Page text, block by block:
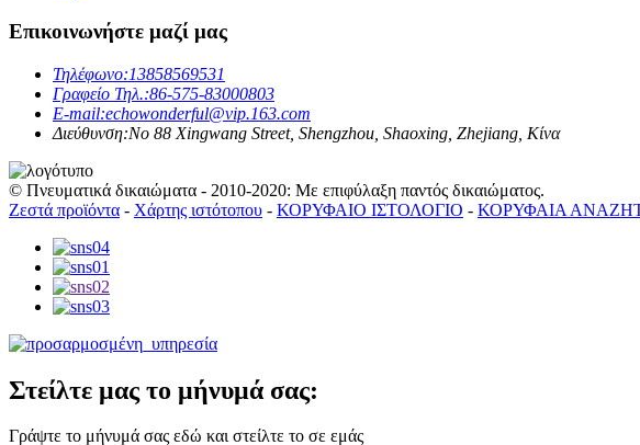
Επικοινωνήστε μαζί μας
Τηλέφωνο:13858569531
Γραφείο Τηλ.:86-575-83000803
E-mail:echowonderful@vip.163.com
Διεύθυνση:No 88 Xingwang Street, Shengzhou, Shaoxing, Zhejiang, Κίνα
© Πνευματικά δικαιώματα - 2010-2020: Με επιφύλαξη παντός δικαιώματος.
Ζεστά προϊόντα - Χάρτης ιστότοπου - ΚΟΡΥΦΑΙΟ ΙΣΤΟΛΟΓΙΟ - ΚΟΡΥΦΑΙΑ
Στείλτε μας το μήνυμά σας:
Γράψτε το μήνυμά σας εδώ και στείλτε το σε εμάς